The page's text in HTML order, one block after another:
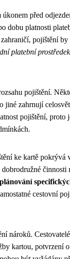
před
dobu platnosti
pojištění by
platební prostředek
pojištění.
jiné zahrnují
pojištění, proto
ke kartě pokrývá
činnosti
cestovní
nároků.
kartou, potvrzení o